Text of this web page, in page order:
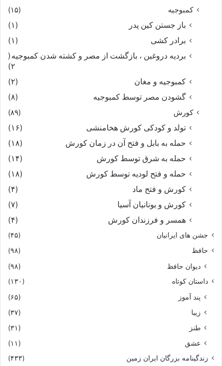
کمبوجیه
(۱۵)
باز جستن کین پدر
(۱)
برادر کشی
(۱)
بردیه دروغین ، بازگشت از مصر و کشته شدن کمبوجیه (
۲)
کمبوجیه و مغان
(۲)
گشودن مصر توسط کمبوجیه
(۸)
کورش
(۸۹)
تولد و کودکی کورش هخامنشی
(۱۶)
حمله به بابل و فتح آن در زمان کورش
(۱۸)
حمله به شرق توسط کورش
(۱۴)
حمله و فتح لودیه توسط کورش
(۱۸)
کورش و فتح ماد
(۴)
کورش و یونانیان آسیا
(۷)
همسر و فرزندان کورش
(۴)
جشن های ایرانیان
(۴۵)
حافظ
(۹۸)
دیوان حافظ (۹۸)
داستان کوتاه (۱۳۰)
پند آموز
(۶۵)
زیبا
(۳۷)
طنز
(۳۱)
عشق
(۱۱)
زندگینامه بزرگان ایران زمین (۴۳۳)